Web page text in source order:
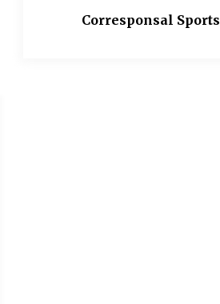
Corresponsal Sports